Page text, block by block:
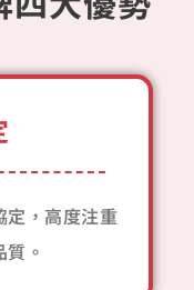
定，高度注重
。